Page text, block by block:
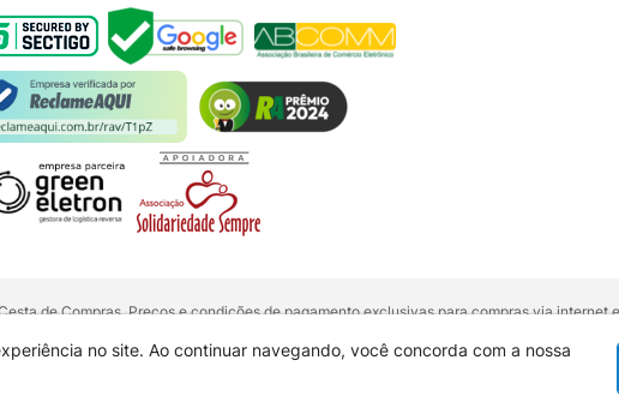
de Compras. Preços e condições de pagamento exclusivas para compras via internet
entre em contato com o nosso canal de
ou sites de buscas. Código de Defesa do Consumidor:Lei nº 8.078.
R. Senador Souza Naves, 9 - Centro - CEP: 86010-921 - Londrina / PR
no site. Ao continuar navegando, você concorda com a nossa